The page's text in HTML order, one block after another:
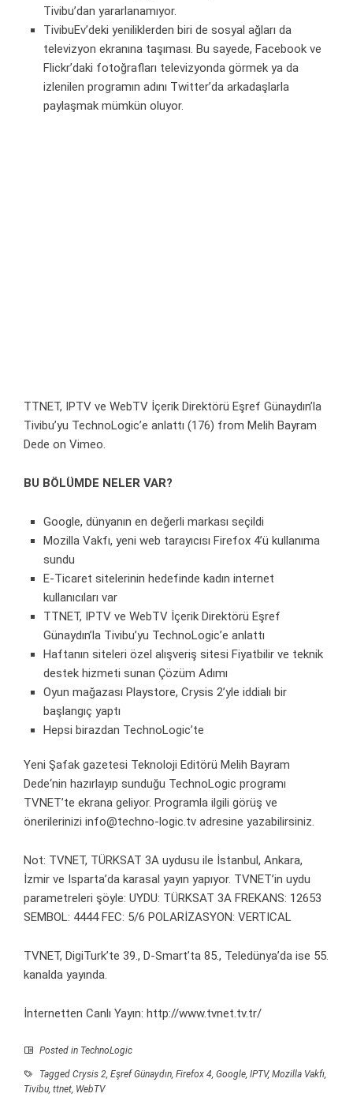
Tivibu’dan yararlanamıyor.
TivibuEv’deki yeniliklerden biri de sosyal ağları da
televizyon ekranına taşıması. Bu sayede, Facebook ve
Flickr’daki fotoğrafları televizyonda görmek ya da
izlenilen programın adını Twitter’da arkadaşlarla
paylaşmak mümkün oluyor.
TTNET, IPTV ve WebTV İçerik Direktörü Eşref Günaydın’la
Tivibu’yu TechnoLogic’e anlattı (176) from Melih Bayram
Dede on Vimeo
BU BÖLÜMDE NELER VAR?
Google, dünyanın en değerli markası seçildi
Mozilla Vakfı, yeni web tarayıcısı Firefox 4’ü kullanıma
sundu
E-Ticaret sitelerinin hedefinde kadın internet
kullanıcıları var
TTNET, IPTV ve WebTV İçerik Direktörü Eşref
Günaydın’la Tivibu’yu TechnoLogic’e anlattı
Haftanın siteleri özel alışveriş sitesi Fiyatbilir ve teknik
destek hizmeti sunan Çözüm Adımı
Oyun mağazası Playstore, Crysis 2’yle iddialı bir
başlangıç yaptı
Hepsi birazdan TechnoLogic’te
Yeni Şafak gazetesi Teknoloji Editörü Melih Bayram
Dede‘nin hazırlayıp sunduğu TechnoLogic programı
TVNET’te ekrana geliyor. Programla ilgili görüş ve
önerilerinizi info@techno-logic.tv adresine yazabilirsiniz.
Not: TVNET, TÜRKSAT 3A uydusu ile İstanbul, Ankara,
İzmir ve Isparta’da karasal yayın yapıyor. TVNET’in uydu
parametreleri şöyle: UYDU: TÜRKSAT 3A FREKANS: 12653
SEMBOL: 4444 FEC: 5/6 POLARİZASYON: VERTICAL
TVNET, DigiTurk’te 39., D-Smart’ta 85., Teledünya’da ise 55.
kanalda yayında.
İnternetten Canlı Yayın: http://www.tvnet.tv.tr/
Posted in TechnoLogic
Tagged Crysis 2 Eşref Günaydın Firefox 4 Google IPTV, Mozilla Vakfı
Tivibu ttnet WebTV